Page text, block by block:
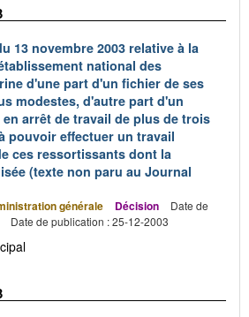
13 novembre 2003 relative à la
national des
d'une part d'un fichier de ses
modestes, d'autre part d'un
arrêt de travail de plus de trois
pouvoir effectuer un travail
ces ressortissants dont la
(texte non paru au Journal
générale Décision
Date de
Date de publication : 25-12-2003